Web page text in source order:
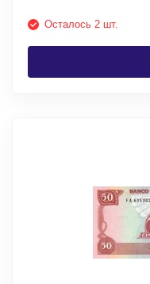
Осталось 2 шт.